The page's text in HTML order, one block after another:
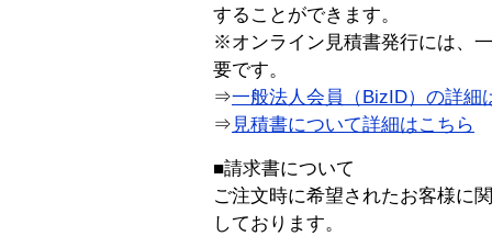
することができます。
※オンライン見積書発行には、
要です。
⇒一般法人会員（BizID）の詳細
⇒ 見積書について詳細はこちら
■請求書について
ご注文時に希望されたお客様に
しております。